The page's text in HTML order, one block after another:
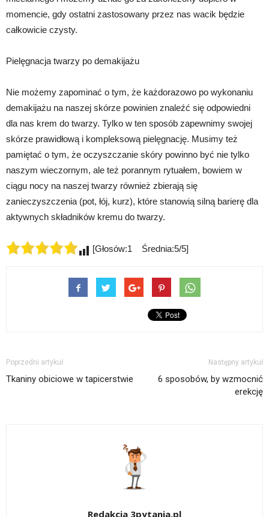
momencie, gdy ostatni zastosowany przez nas wacik będzie
całkowicie czysty.
Pielęgnacja twarzy po demakijażu
Nie możemy zapominać o tym, że każdorazowo po wykonaniu
demakijażu na naszej skórze powinien znaleźć się odpowiedni
dla nas krem do twarzy. Tylko w ten sposób zapewnimy swojej
skórze prawidłową i kompleksową pielęgnację. Musimy też
pamiętać o tym, że oczyszczanie skóry powinno być nie tylko
naszym wieczornym, ale też porannym rytuałem, bowiem w
ciągu nocy na naszej twarzy również zbierają się
zanieczyszczenia (pot, łój, kurz), które stanowią silną barierę dla
aktywnych składników kremu do twarzy.
[Głosów:1 Średnia:5/5]
Poprzedni artykuł
Tkaniny obiciowe w tapicerstwie
Następny artykuł
6 sposobów, by wzmocnić
erekcję
Redakcja 3pytania.pl